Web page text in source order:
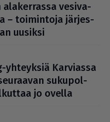
ala­ker­rassa vesi­va­
– toi­min­toja jär­jes­
uusiksi
yhteyksiä Karviassa
suku­pol­
jo ovella